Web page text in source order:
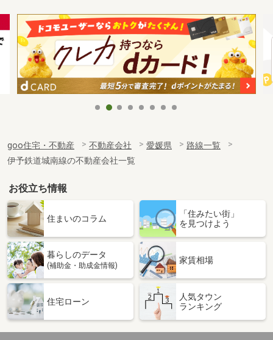
goo住宅・不動産 不動産会社 愛媛県
路線一覧
伊予鉄道城南線の不動産会社一覧
お役立ち情報
住まいのコラム
「住みたい街」
を見つけよう
暮らしのデータ
(補助金・助成金情報)
家賃相場
住宅ローン
人気タウン
ランキング